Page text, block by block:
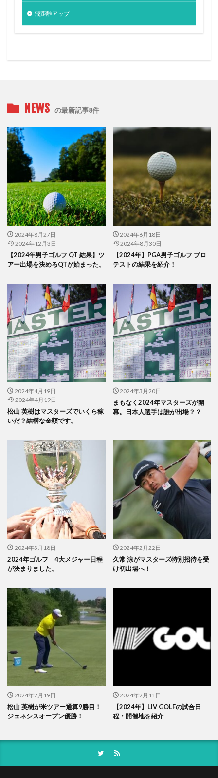
飛距離アップ
NEWS の最新記事8件
2024年8月27日
2024年12月3日
【2024年男子ゴルフ QT 結果】ツ
アー出場を決めるQTが始まった。
2024年6月18日
2024年8月30日
【2024年】PGA男子ゴルフ プロ
テストの結果を紹介！
2024年4月19日
2024年4月19日
松山 英樹はマスターズでいくら稼
いだ？結構な金額です。
2024年3月20日
まもなく2024年マスターズが開
幕。日本人選手は誰が出場？？
2024年3月18日
2024年ゴルフ 4大メジャー日程
が決まりました。
2024年2月22日
久常 涼がマスターズ特別招待を受
け初出場へ！
2024年2月19日
松山 英樹が米ツアー通算9勝目！
ジェネシスオープン優勝！
2024年2月11日
【2024年】LIV GOLFの試合日
程・開催地を紹介